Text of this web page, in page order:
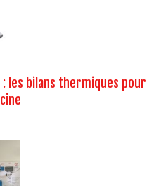
les bilans thermiques pour